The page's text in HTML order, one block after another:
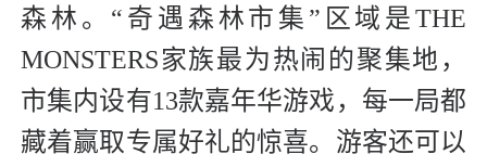
森林。“奇遇森林市集”区域是THE
MONSTERS家族最为热闹的聚集地，
市集内设有13款嘉年华游戏，每一局都
藏着赢取专属好礼的惊喜。游客还可以